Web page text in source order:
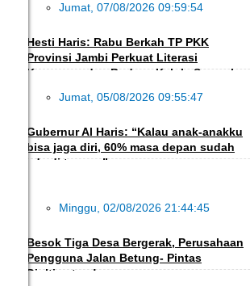
EKBIS
Jumat, 07/08/2026 09:59:54
Hesti Haris: Rabu Berkah TP PKK
Provinsi Jambi Perkuat Literasi
Keuangan dan Budaya Kelola Sampah
DAERAH
Jumat, 05/08/2026 09:55:47
Gubernur Al Haris: “Kalau anak-anakku
bisa jaga diri, 60% masa depan sudah
ada di tangan”
DAERAH
Minggu, 02/08/2026 21:44:45
Besok Tiga Desa Bergerak, Perusahaan
Pengguna Jalan Betung- Pintas
Diultimatum!